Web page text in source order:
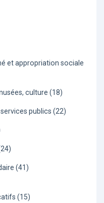
et appropriation sociale
culture (18)
publics (22)
(41)
(15)